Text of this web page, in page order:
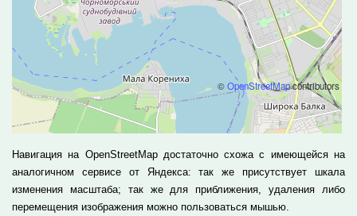
©OpenStreetMapcontributors
Навигация на OpenStreetMap достаточно схожа с имеющейся на
аналогичном сервисе от Яндекса: так же присутствует шкала
изменения масштаба; так же для приближения, удаления либо
перемещения изображения можно пользоваться мышью.